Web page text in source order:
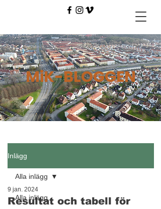
MiK-BLOGGEN
Inlägg
Alla inlägg
Alla inlägg
Resultat och tabell för
9 jan. 2024